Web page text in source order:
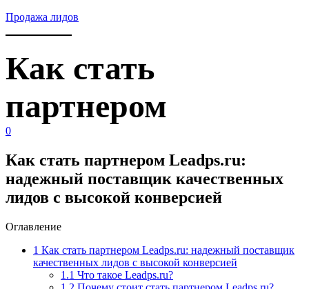
Продажа лидов
Как стать
партнером
0
Как стать партнером Leadps.ru:
надежный поставщик качественных
лидов с высокой конверсией
Оглавление
1 Как стать партнером Leadps.ru: надежный поставщик
качественных лидов с высокой конверсией
1.1 Что такое Leadps.ru?